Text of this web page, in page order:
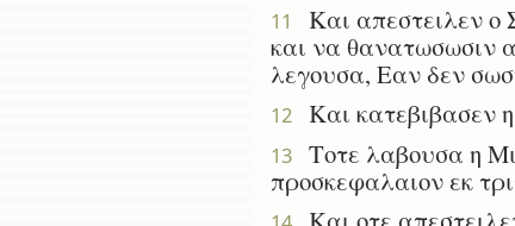
11
Και απεστειλεν
και να θανατωσωσιν
λεγουσα, Εαν δεν
12 Και κατεβιβασεν
13
Τοτε λαβουσα η
προσκεφαλαιον εκ